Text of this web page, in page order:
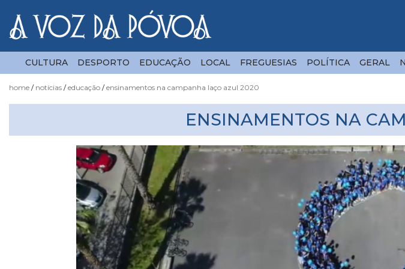
CULTURA DESPORTO EDUCAÇÃO LOCAL FREGUESIAS POLÍTICA GERAL
home notícias educação ensinamentos na campanha laço azul 2020
ENSINAMENTOS NA